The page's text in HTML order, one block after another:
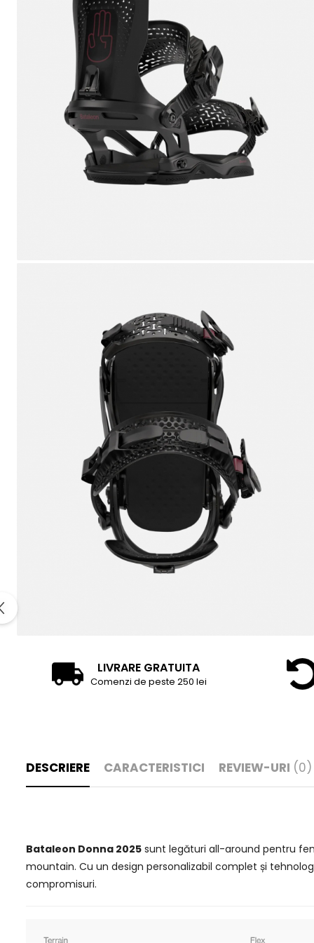
LIVRARE GRATUITA
Comenzi de peste 250 lei
DESCRIERE CARACTERISTICI REVIEW-URI (0)
Bataleon Donna 2025 sunt legături all-around pentru
mountain. Cu un design personalizabil complet și
compromisuri.